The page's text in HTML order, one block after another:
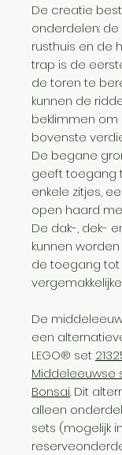
De creatie
onderdelen:
rusthuis en de
trap is de
de toren te
kunnen de
beklimmen om
bovenste
De begane
geeft toegang
enkele zitjes,
open haard
De dak-, dek-
kunnen
de toegang tot
De
een
LEGO® set
Middeleeuwse
Bonsai. Dit
alleen
sets (mogelijk